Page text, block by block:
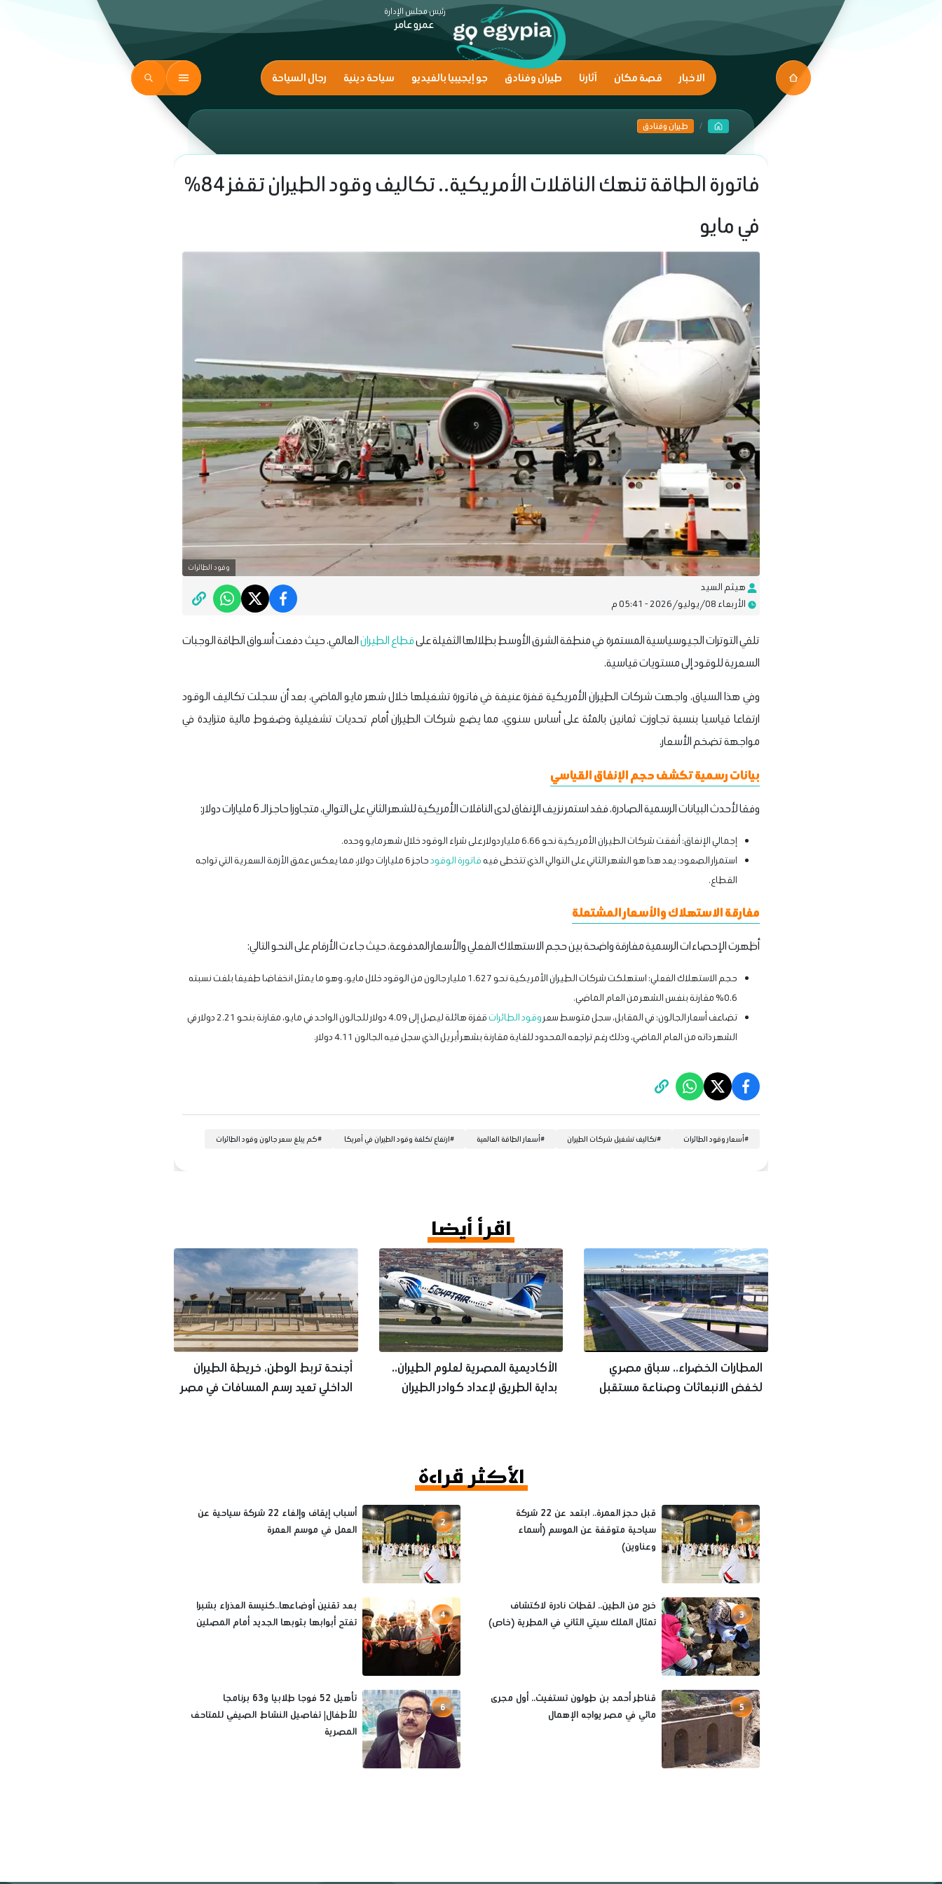
رئيس مجلس الإدارة
عمرو عامر
الاخبار قصة مكان آثارنا طيران وفنادق جو إيجيبيا بالفيديو سياحة دينية رجال السياحة
طيران وفنادق
فاتورة الطاقة تنهك الناقلات الأمريكية.. تكاليف وقود الطيران تقفز 84%
في مايو
وقود الطائرات
هيثم السيد
الأربعاء 08/يوليو/2026 - 05:41 م
تلقي التوترات الجيوسياسية المستمرة في منطقة الشرق الأوسط بظلالها الثقيلة علىقطاع الطيرانالعالمي، حيث دفعت أسواق الطاقة الوجبات
السعرية للوقود إلى مستويات قياسية.
وفي هذا السياق، واجهت شركات الطيران الأمريكية قفزة عنيفة في فاتورة تشغيلها خلال شهر مايو الماضي، بعد أن سجلت تكاليف الوقود
ارتفاعا قياسيا بنسبة تجاوزت ثمانين بالمئة على أساس سنوي، مما يضع شركات الطيران أمام تحديات تشغيلية وضغوط مالية متزايدة في
مواجهة تضخم الأسعار.
بيانات رسمية تكشف حجم الإنفاق القياسي
وفقا لأحدث البيانات الرسمية الصادرة، فقد استمر نزيف الإنفاق لدى الناقلات الأمريكية للشهر الثاني على التوالي، متجاوزا حاجز الـ 6 مليارات دولار:
إجمالي الإنفاق: أنفقت شركات الطيران الأمريكية نحو 6.66 مليار دولار على شراء الوقود خلال شهر مايو وحده.
استمرار الصعود: يعد هذا هو الشهر الثاني على التوالي الذي تتخطى فيه فاتورة الوقود
حاجز 6 مليارات دولار، مما يعكس عمق الأزمة السعرية التي تواجه
القطاع.
مفارقة الاستهلاك والأسعار المشتعلة
أظهرت الإحصاءات الرسمية مفارقة واضحة بين حجم الاستهلاك الفعلي والأسعار المدفوعة، حيث جاءت الأرقام على النحو التالي:
حجم الاستهلاك الفعلي: استهلكت شركات الطيران الأمريكية نحو 1.627 مليار جالون من الوقود خلال مايو، وهو ما يمثل انخفاضا طفيفا بلغت نسبته
0.6% مقارنة بنفس الشهر من العام الماضي.
تضاعف أسعار الجالون: في المقابل، سجل متوسط سعروقود الطائرات
قفزة هائلة ليصل إلى 4.09 دولار للجالون الواحد في مايو، مقارنة بنحو 2.21 دولار في
الشهر ذاته من العام الماضي، وذلك رغم تراجعه المحدود للغاية مقارنة بشهر أبريل الذي سجل فيه الجالون 4.11 دولار.
#أسعار وقود الطائرات #تكاليف تشغيل شركات الطيران #أسعار الطاقة العالمية #ارتفاع تكلفة وقود الطيران في أمريكا #كم يبلغ سعر جالون وقود الطائرات
اقرأ أيضا
المطارات الخضراء.. سباق مصري
لخفض الانبعاثات وصناعة مستقبل
الأكاديمية المصرية لعلوم الطيران..
بداية الطريق لإعداد كوادر الطيران
أجنحة تربط الوطن، خريطة الطيران
الداخلي تعيد رسم المسافات في مصر
الأكثر قراءة
1
قبل حجز العمرة.. ابتعد عن 22 شركة
سياحية متوقفة عن الموسم (أسماء
وعناوين)
2
أسباب إيقاف وإلغاء 22 شركة سياحية عن
العمل في موسم العمرة
3
خرج من الطين.. لقطات نادرة لاكتشاف
تمثال الملك سيتي الثاني في المطرية (خاص)
4
بعد تقنين أوضاعها..كنيسة العذراء بشبرا
تفتح أبوابها بثوبها الجديد أمام المصلين
5
قناطر أحمد بن طولون تستغيث.. أول مجرى
مائي في مصر يواجه الإهمال
6
تأهيل 52 فوجا طلابيا و63 برنامجا
للأطفال| تفاصيل النشاط الصيفي للمتاحف
المصرية